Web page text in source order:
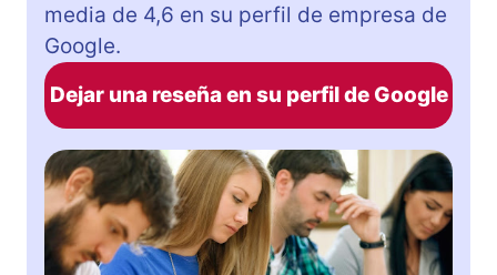
media de 4,6 en su perfil de empresa de
Google.
Dejar una reseña en su perfil de Google